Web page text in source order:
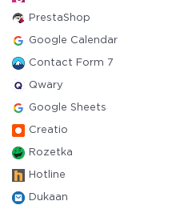
PrestaShop
Google Calendar
Contact Form 7
Qwary
Google Sheets
Creatio
Rozetka
Hotline
Dukaan